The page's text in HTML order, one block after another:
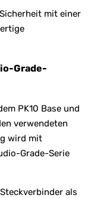
mit einer
Grade-
PK10 Base und
verwendeten
wird mit
Grade-Serie
als